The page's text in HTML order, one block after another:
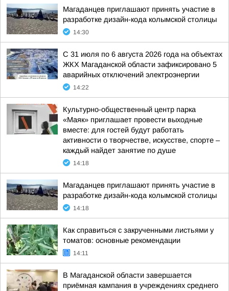
Магаданцев приглашают принять участие в
разработке дизайн-кода колымской столицы
14:30
С 31 июля по 6 августа 2026 года на объектах
ЖКХ Магаданской области зафиксировано 5
аварийных отключений электроэнергии
14:22
Культурно-общественный центр парка
«Маяк» приглашает провести выходные
вместе: для гостей будут работать
активности о творчестве, искусстве, спорте –
каждый найдет занятие по душе
14:18
Магаданцев приглашают принять участие в
разработке дизайн-кода колымской столицы
14:18
Как справиться с закрученными листьями у
томатов: основные рекомендации
14:11
В Магаданской области завершается
приёмная кампания в учреждениях среднего